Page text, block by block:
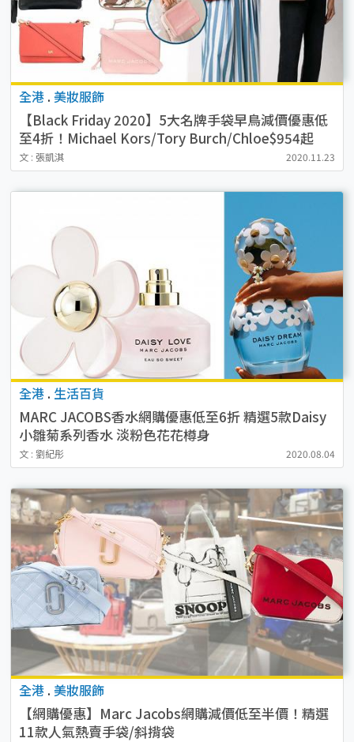
全港 . 美妝服飾
【Black Friday 2020】5大名牌手袋早鳥減價優惠低
至4折！Michael Kors/Tory Burch/Chloe$954起
文 : 張凱淇 2020.11.23
全港 . 生活百貨
MARC JACOBS香水網購優惠低至6折 精選5款Daisy
小雛菊系列香水 淡粉色花花樽身
文 : 劉紀彤 2020.08.04
全港 . 美妝服飾
【網購優惠】Marc Jacobs網購減價低至半價！精選
11款人氣熱賣手袋/斜揹袋